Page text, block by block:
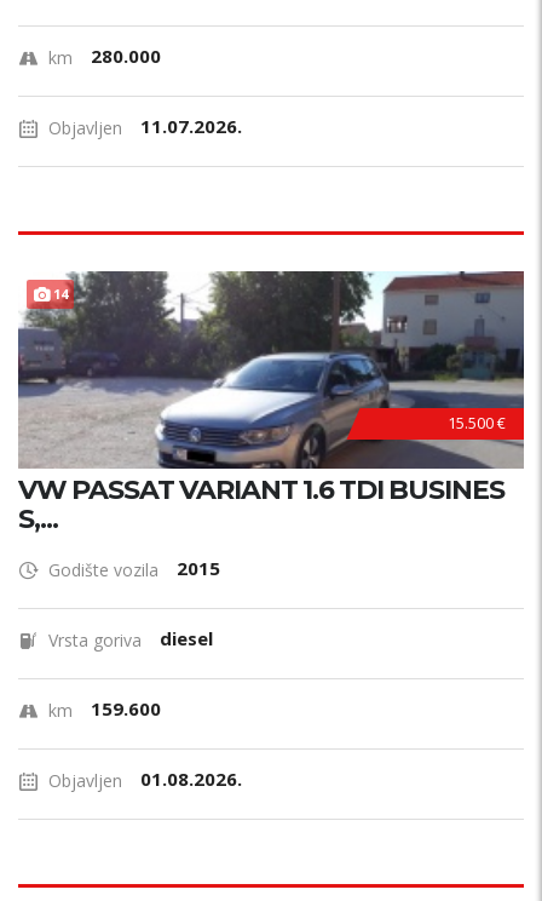
km 280.000
Objavljen 11.07.2026.
14
15.500 €
VW PASSAT VARIANT 1.6 TDI BUSINES
S,...
Godište vozila 2015
Vrsta goriva diesel
km 159.600
Objavljen 01.08.2026.